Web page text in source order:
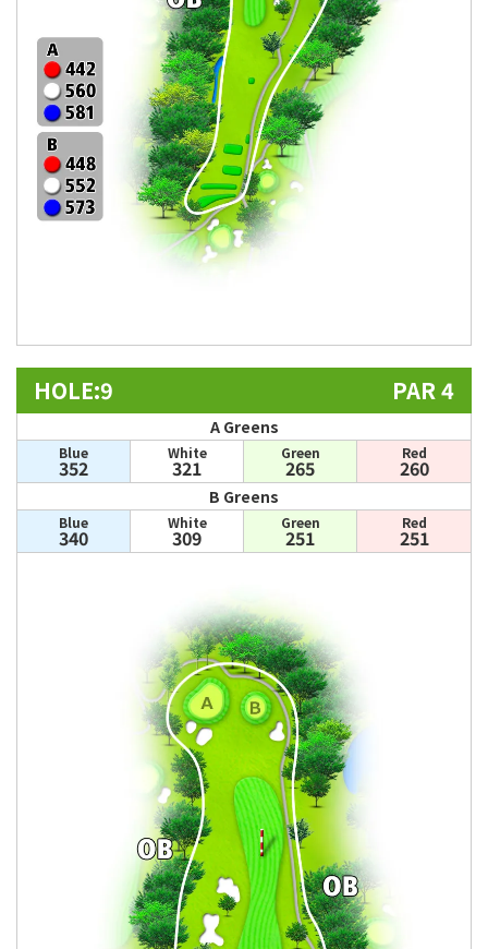
HOLE:9 PAR 4
A Greens
Blue
352
White
321
Green
265
Red
260
B Greens
Blue
340
White
309
Green
251
Red
251